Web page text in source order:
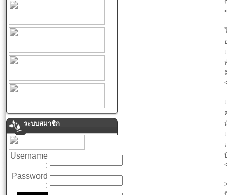
ระบบสมาชิก
Username
:
Password
: